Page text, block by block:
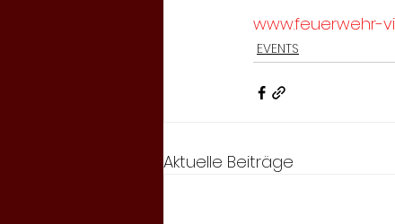
www.feuerwehr-
EVENTS
Aktuelle Beiträge